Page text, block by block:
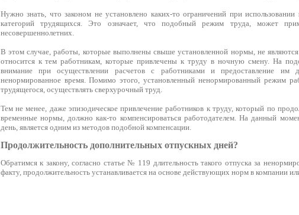
Нужно знать, что законом не установлено каких-то ограничений при
категорий трудящихся. Это означает, что подобный режим труда, может
несовершеннолетних.
В этом случае, работы, которые выполнены свыше установленной нормы, не
относится к тем работникам, которые привлечены к труду в ночную смену. На
внимание при осуществлении расчетов с работниками и предоставление им
ненормированное время. Помимо этого, установленный ненормированный режим
трудящегося, осуществлять сверхурочный труд.
Тем не менее, даже эпизодическое привлечение работников к труду, который по
временные нормы, должно как-то компенсироваться работодателем. На данный
день, является одним из методов подобной компенсации.
Продолжительность дополнительных отпускных дней?
Обратимся к закону, согласно статье № 119 длительность такого отпуска за
факту, продолжительность устанавливается на основе действующих норм в компании